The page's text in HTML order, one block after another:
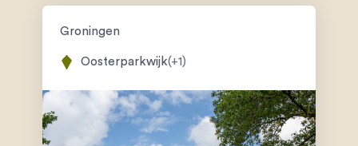
Groningen
Oosterparkwijk(+1)